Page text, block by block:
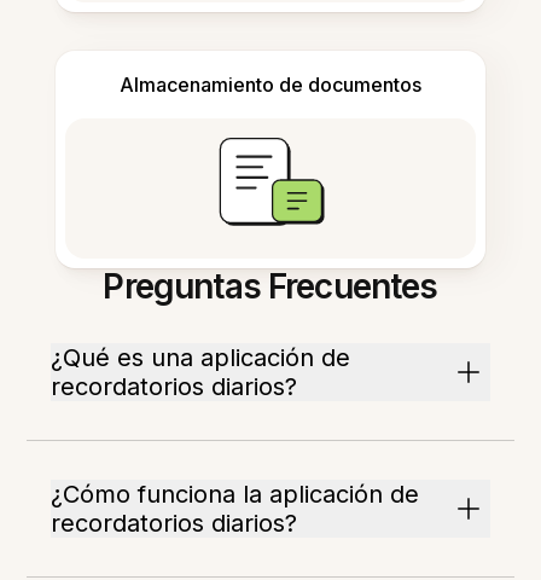
Almacenamiento de documentos
Preguntas Frecuentes
¿Qué es una aplicación de
recordatorios diarios?
¿Cómo funciona la aplicación de
recordatorios diarios?